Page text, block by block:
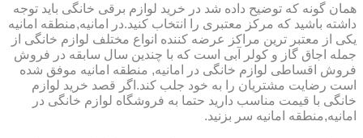
همان گونه که توضیح داده شد در خرید لوازم برقی خانگی باید توجه
داشته باشید که مرکز معتبری را انتخاب کنید.در امانیه,منطقه امانیه
یکی از معتبر ترین مراکز عرضه کننده انواع مختلف لوازم خانگی از
جمله اجاق گاز و کولر آبی است که با چندین سال سابقه در فروش
فروش اقساطی لوازم خانگی در امانیه, منطقه امانیه موفق شده
است رضایت مشتریان را به خود جلب کند.اگر قصد خرید لوازم
خانگی با قیمت مناسب دارید حتما به فروشگاه لوازم خانگی در
امانیه,منطقه امانیه سر بزنید.